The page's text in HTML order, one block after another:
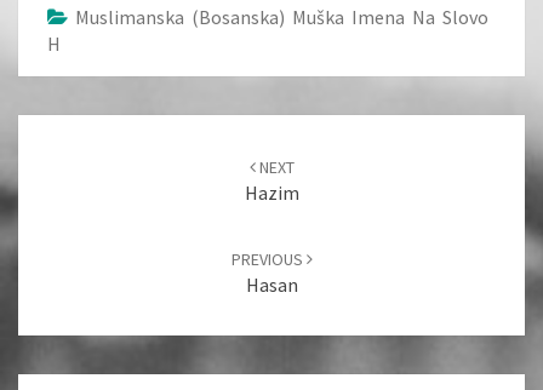
Muslimanska (bosanska) Muška Imena Na Slovo
H
NEXT
Hazim
PREVIOUS
Hasan